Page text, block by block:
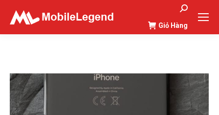
Search:
Giỏ Hàng